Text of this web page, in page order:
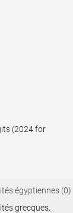
(2024 for
égyptiennes (0)
grecques,